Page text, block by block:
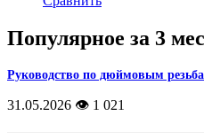
Популярное за 3
Руководство по дюймовым
31.05.2026 👁️ 1 021